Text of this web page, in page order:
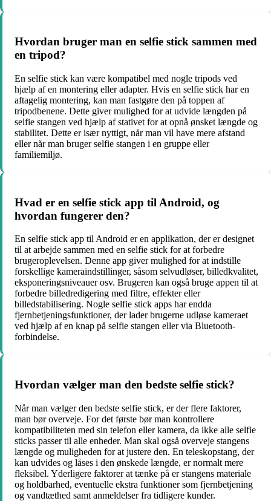
Hvordan bruger man en selfie stick sammen med
en tripod?
En selfie stick kan være kompatibel med nogle tripods ved
hjælp af en montering eller adapter. Hvis en selfie stick har en
aftagelig montering, kan man fastgøre den på toppen af
tripodbenene. Dette giver mulighed for at udvide længden på
selfie stangen ved hjælp af stativet for at opnå ønsket længde og
stabilitet. Dette er især nyttigt, når man vil have mere afstand
eller når man bruger selfie stangen i en gruppe eller
familiemiljø.
Hvad er en selfie stick app til Android, og
hvordan fungerer den?
En selfie stick app til Android er en applikation, der er designet
til at arbejde sammen med en selfie stick for at forbedre
brugeroplevelsen. Denne app giver mulighed for at indstille
forskellige kameraindstillinger, såsom selvudløser, billedkvalitet,
eksponeringsniveauer osv. Brugeren kan også bruge appen til at
forbedre billedredigering med filtre, effekter eller
billedstabilisering. Nogle selfie stick apps har endda
fjernbetjeningsfunktioner, der lader brugerne udløse kameraet
ved hjælp af en knap på selfie stangen eller via Bluetooth-
forbindelse.
Hvordan vælger man den bedste selfie stick?
Når man vælger den bedste selfie stick, er der flere faktorer,
man bør overveje. For det første bør man kontrollere
kompatibiliteten med sin telefon eller kamera, da ikke alle selfie
sticks passer til alle enheder. Man skal også overveje stangens
længde og muligheden for at justere den. En teleskopstang, der
kan udvides og låses i den ønskede længde, er normalt mere
fleksibel. Yderligere faktorer at tænke på er stangens materiale
og holdbarhed, eventuelle ekstra funktioner som fjernbetjening
og vandtæthed samt anmeldelser fra tidligere kunder.